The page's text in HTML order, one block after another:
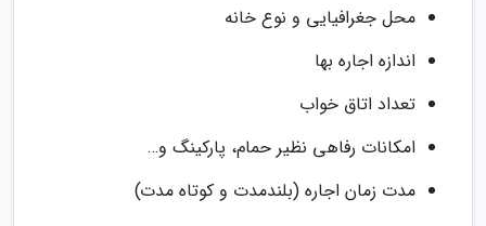
محل جغرافیایی و نوع خانه
اندازه اجاره بها
تعداد اتاق خواب
امکانات رفاهی نظیر حمام، پارکینگ و…
مدت زمان اجاره (بلندمدت و کوتاه ­مدت)